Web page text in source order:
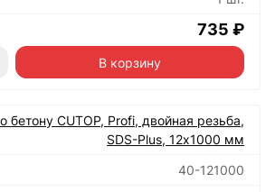
735 ₽
В корзину
бетону CUTOP, Profi, двойная резьба,
SDS-Plus, 12х1000 мм
40-121000